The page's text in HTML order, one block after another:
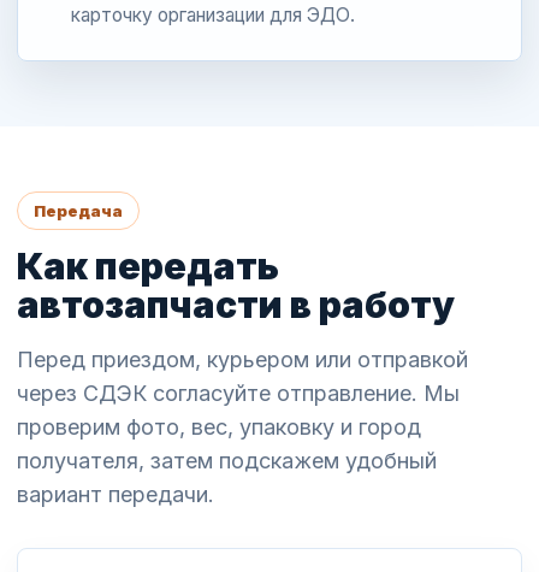
карточку организации для ЭДО.
Передача
Как передать
автозапчасти в работу
Перед приездом, курьером или отправкой
через СДЭК согласуйте отправление. Мы
проверим фото, вес, упаковку и город
получателя, затем подскажем удобный
вариант передачи.